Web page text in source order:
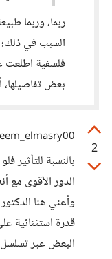
ربما، وربما
السبب في
فلسفية اطلعت
بعض
2
بالنسبة للتأثير
الدور الأقوى مع
وأعني هنا
قدرة استثنائية
البعض عبر